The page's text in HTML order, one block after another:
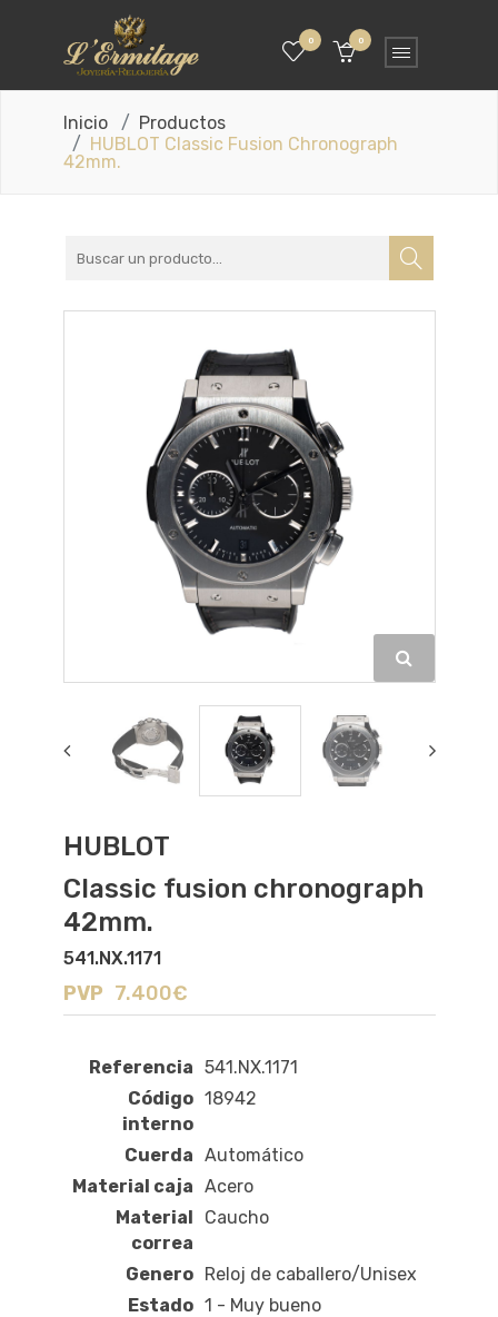
0 0
Inicio
Productos
HUBLOT Classic Fusion Chronograph
42mm.
HUBLOT
Classic fusion chronograph
42mm.
541.NX.1171
PVP 7.400€
Referencia 541.NX.1171
Código
interno
18942
Cuerda Automático
Material caja Acero
Material
correa
Caucho
Genero Reloj de caballero/Unisex
Estado 1 - Muy bueno